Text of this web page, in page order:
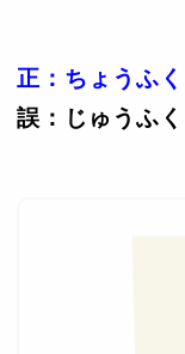
正：ちょうふく
誤：じゅうふく